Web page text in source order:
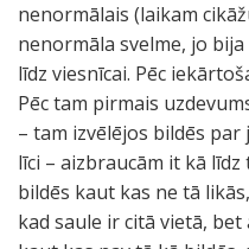
nenormālais (laikam
nenormāla svelme, jo
līdz viesnīcai. Pēc
Pēc tam pirmais
– tam izvēlējos bildēs
līci – aizbraucām it kā
bildēs kaut kas ne tā
kad saule ir citā vietā,